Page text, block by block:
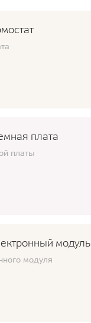
плата
платы
модуль
модуля